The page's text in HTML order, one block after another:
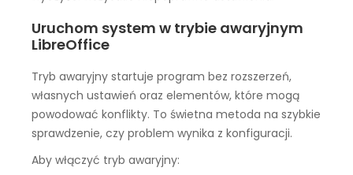
Uruchom system w trybie awaryjnym
LibreOffice
Tryb awaryjny startuje program bez rozszerzeń,
własnych ustawień oraz elementów, które mogą
powodować konflikty. To świetna metoda na szybkie
sprawdzenie, czy problem wynika z konfiguracji.
Aby włączyć tryb awaryjny: